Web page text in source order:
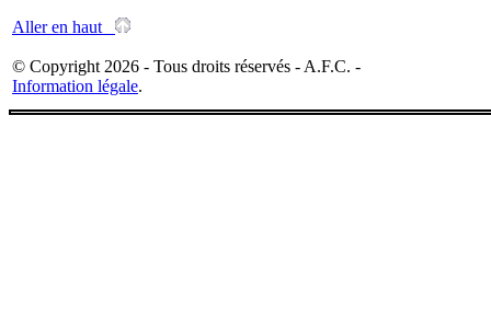
Aller en haut
© Copyright 2026 - Tous droits réservés - A.F.C. -
Information légale.